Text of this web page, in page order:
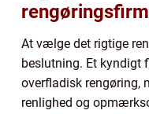
At vælge det rigtige
beslutning. Et kyndigt
overfladisk rengøring,
renlighed og